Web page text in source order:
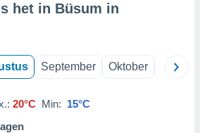
het in Büsum in
September Oktober
20°C Min: 15°C